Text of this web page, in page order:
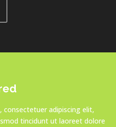
adipiscing elit,
tincidunt ut laoreet dolore